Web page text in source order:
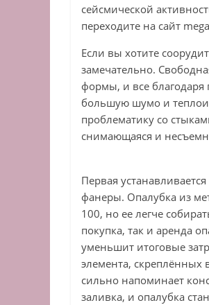
сейсмической
переходите на сайт
Если вы хотите
замечательно.
формы, и все
большую шумо и
проблематику со
снимающаяся и
Первая
фанеры. Опалубка из
100, но ее легче
покупка, так и аренда
уменьшит итоговые
элемента, скреплённых
сильно напоминает
заливка, и опалубка